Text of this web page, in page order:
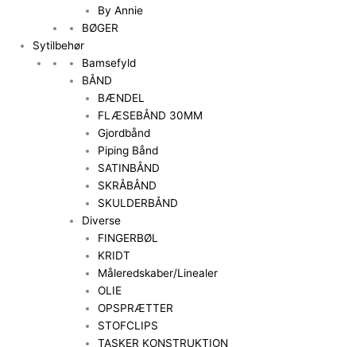
By Annie
BØGER
Sytilbehør
Bamsefyld
BÅND
BÆNDEL
FLÆSEBÅND 30MM
Gjordbånd
Piping Bånd
SATINBÅND
SKRÅBÅND
SKULDERBÅND
Diverse
FINGERBØL
KRIDT
Måleredskaber/Linealer
OLIE
OPSPRÆTTER
STOFCLIPS
TASKER KONSTRUKTION